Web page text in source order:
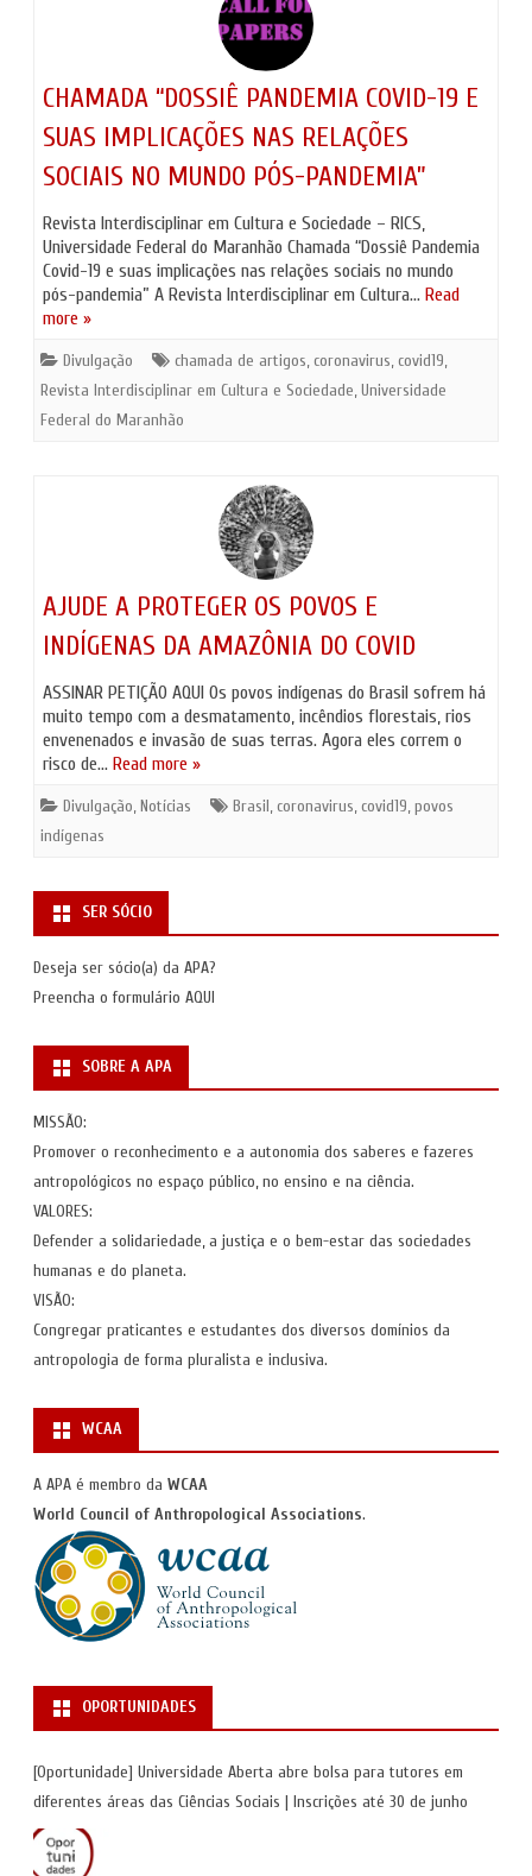
CHAMADA “DOSSIÊ PANDEMIA COVID-19 E
SUAS IMPLICAÇÕES NAS RELAÇÕES
SOCIAIS NO MUNDO PÓS-PANDEMIA”
Revista Interdisciplinar em Cultura e Sociedade – RICS,
Universidade Federal do Maranhão Chamada “Dossiê Pandemia
Covid-19 e suas implicações nas relações sociais no mundo
pós-pandemia” A Revista Interdisciplinar em Cultura… Read
more »
Divulgação chamada de artigos,coronavirus,covid19,
Revista Interdisciplinar em Cultura e Sociedade,Universidade
Federal do Maranhão
AJUDE A PROTEGER OS POVOS E
INDÍGENAS DA AMAZÔNIA DO COVID
ASSINAR PETIÇÃO AQUI Os povos indígenas do Brasil sofrem há
muito tempo com a desmatamento, incêndios florestais, rios
envenenados e invasão de suas terras. Agora eles correm o
risco de… Read more »
Divulgação,Notícias Brasil,coronavirus,covid19,povos
indígenas
SER SÓCIO
Deseja ser sócio(a) da APA?
Preencha o formulário AQUI
SOBRE A APA
MISSÃO:
Promover o reconhecimento e a autonomia dos saberes e fazeres
antropológicos no espaço público, no ensino e na ciência.
VALORES:
Defender a solidariedade, a justiça e o bem-estar das sociedades
humanas e do planeta.
VISÃO:
Congregar praticantes e estudantes dos diversos domínios da
antropologia de forma pluralista e inclusiva.
WCAA
A APA é membro da WCAA
World Council of Anthropological Associations.
OPORTUNIDADES
[Oportunidade] Universidade Aberta abre bolsa para tutores em
diferentes áreas das Ciências Sociais | Inscrições até 30 de junho